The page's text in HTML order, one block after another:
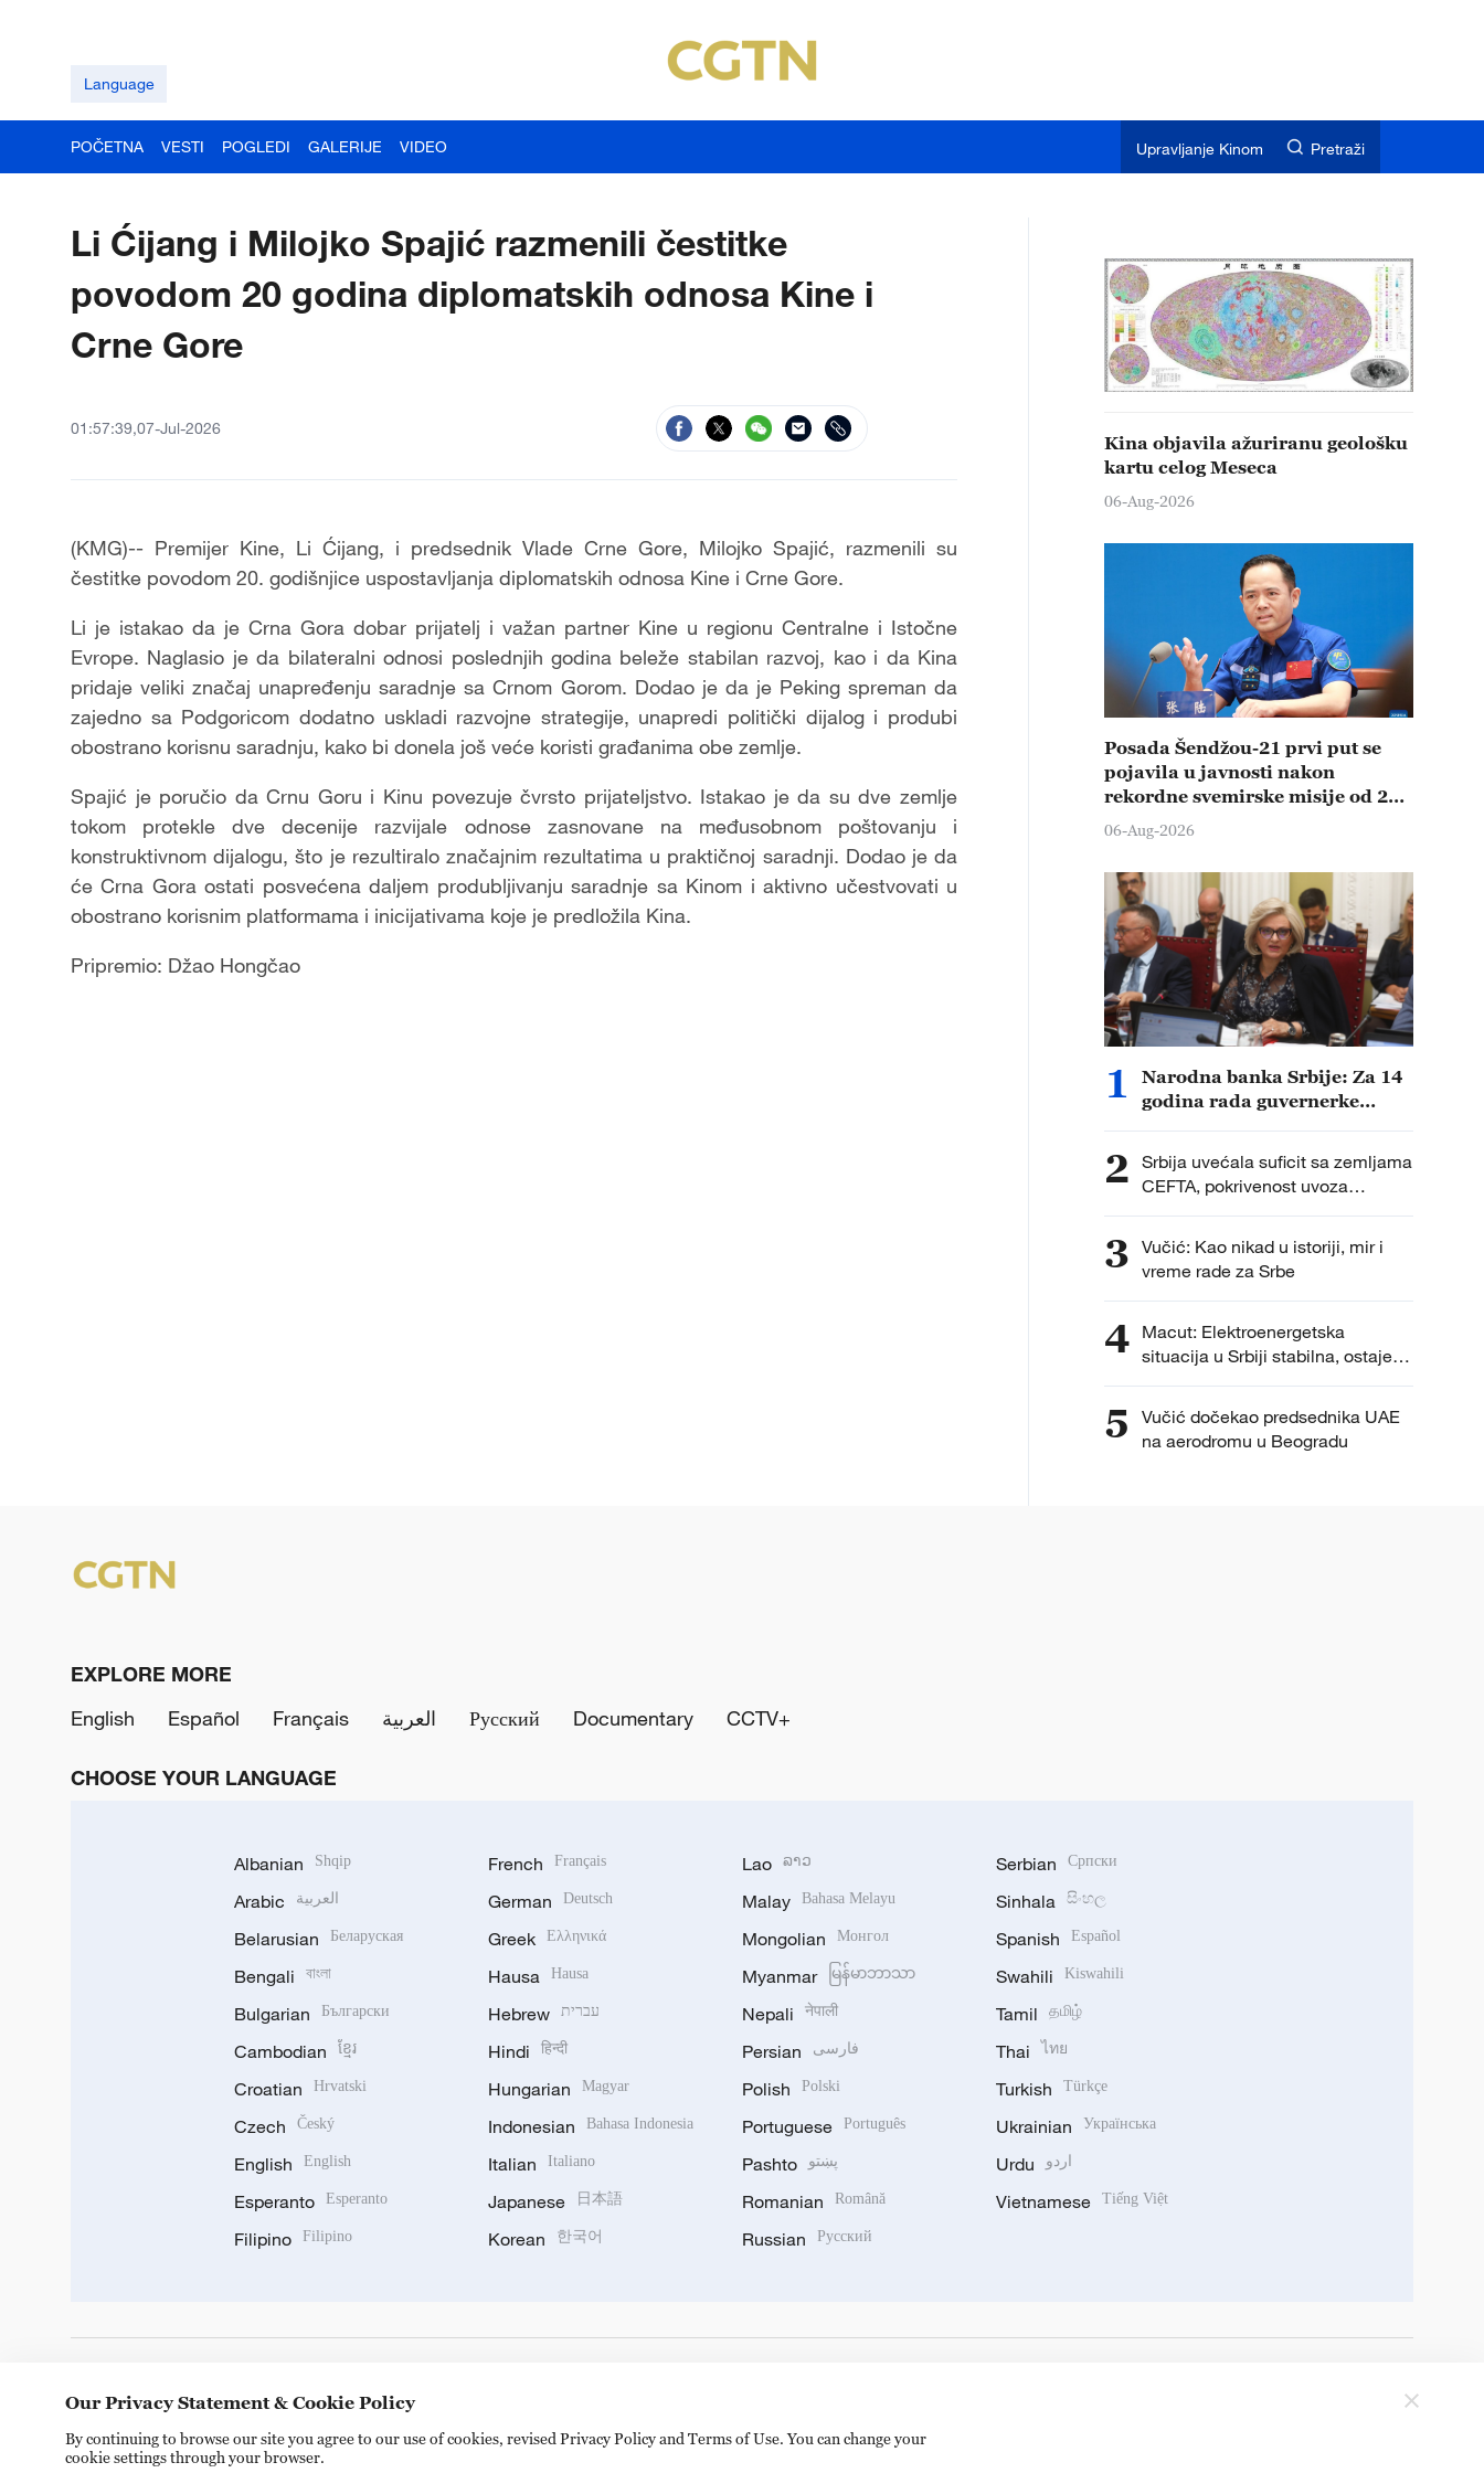
Language
POČETNA VESTI POGLEDI GALERIJE VIDEO Upravljanje Kinom Pretraži
Li Ćijang i Milojko Spajić razmenili čestitke
povodom 20 godina diplomatskih odnosa Kine i
Crne Gore
01:57:39,07-Jul-2026
(KMG)-- Premijer Kine, Li Ćijang, i predsednik Vlade Crne Gore, Milojko Spajić, razmenili su
čestitke povodom 20. godišnjice uspostavljanja diplomatskih odnosa Kine i Crne Gore.
Li je istakao da je Crna Gora dobar prijatelj i važan partner Kine u regionu Centralne i Istočne
Evrope. Naglasio je da bilateralni odnosi poslednjih godina beleže stabilan razvoj, kao i da Kina
pridaje veliki značaj unapređenju saradnje sa Crnom Gorom. Dodao je da je Peking spreman da
zajedno sa Podgoricom dodatno uskladi razvojne strategije, unapredi politički dijalog i produbi
obostrano korisnu saradnju, kako bi donela još veće koristi građanima obe zemlje.
Spajić je poručio da Crnu Goru i Kinu povezuje čvrsto prijateljstvo. Istakao je da su dve zemlje
tokom protekle dve decenije razvijale odnose zasnovane na međusobnom poštovanju i
konstruktivnom dijalogu, što je rezultiralo značajnim rezultatima u praktičnoj saradnji. Dodao je da
će Crna Gora ostati posvećena daljem produbljivanju saradnje sa Kinom i aktivno učestvovati u
obostrano korisnim platformama i inicijativama koje je predložila Kina.
Pripremio: Džao Hongčao
Kina objavila ažuriranu geološku
kartu celog Meseca
06-Aug-2026
Posada Šendžou-21 prvi put se
pojavila u javnosti nakon
rekordne svemirske misije od 210
dana
06-Aug-2026
1
Narodna banka Srbije: Za 14
godina rada guvernerke
privrede
2 Srbija uvećala suficit sa zemljama
CEFTA, pokrivenost uvoza
izvozom veća od 300 odsto
3 Vučić: Kao nikad u istoriji, mir i
vreme rade za Srbe
4 Macut: Elektroenergetska
situacija u Srbiji stabilna, ostaje
apel za racionalnom potrošnjom
5
Vučić dočekao predsednika UAE
na aerodromu u Beogradu
EXPLORE MORE
English
Español Français العربية Русский Documentary CCTV+
CHOOSE YOUR LANGUAGE
Albanian Shqip
Arabic العربية
Belarusian Беларуская
Bengali বাংলা
Bulgarian Български
Cambodian ខ្មែរ
Croatian Hrvatski
Czech Český
English English
Esperanto Esperanto
Filipino Filipino
French Français
German Deutsch
Greek Ελληνικά
Hausa Hausa
Hebrew עברית
Hindi हिन्दी
Hungarian Magyar
Indonesian Bahasa Indonesia
Italian Italiano
Japanese 日本語
Korean 한국어
Lao ລາວ
Malay Bahasa Melayu
Mongolian Монгол
Myanmar မြန်မာဘာသာ
Nepali नेपाली
Persian فارسی
Polish Polski
Portuguese Português
Pashto پښتو
Romanian Română
Russian Русский
Serbian Српски
Sinhala සිංහල
Spanish Español
Swahili Kiswahili
Tamil தமிழ்
Thai ไทย
Turkish Türkçe
Ukrainian Українська
Urdu اردو
Vietnamese Tiếng Việt
Our Privacy Statement & Cookie Policy
By continuing to browse our site you agree to our use of cookies, revised Privacy Policy and Terms of Use. You can change your
cookie settings through your browser.